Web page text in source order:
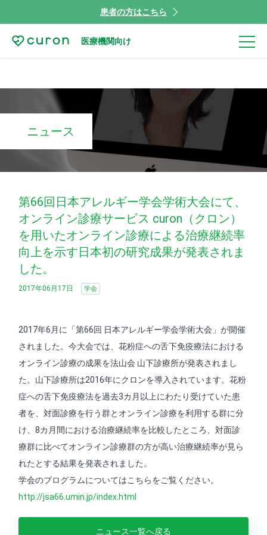
患者の方はこちら
医療機関向け
ニュース
第66回日本アレルギー学会学術大会にて、
オンライン診療サービス curon（クロン）
を用いたオンライン診療による治療継続率
向上を示す日本初の研究成果が発表されま
した。
2017年06月17日 学会
2017年6月に「第66回 日本アレルギー学会学術大会」が開催
されました。今大会では、花粉症への舌下免疫療法における
オンライン診療の成果を法山会 山下診療所が発表されまし
た。山下診療所は2016年にクロンを導入されています。花粉
症への舌下免疫療法を過去3カ月以上にわたり受けていた患
者を、対面診療を行う群とオンライン診療を利用する群に分
け、8カ月間における治療継続率を比較したところ、対面診
療群に比べてオンライン診療群の方が高い治療継続率が見ら
れたとする結果を発表されました。
学会のプログラムについてはこちらをご覧ください。
http://jsa66.umin.jp/index.html
ニュース一覧へ戻る